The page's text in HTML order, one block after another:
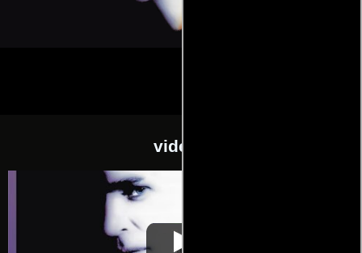
videos
Video de la película Equinox